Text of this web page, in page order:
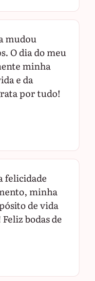
mudou
O dia do meu
minha
e da
por tudo!
felicidade
minha
de vida
bodas de